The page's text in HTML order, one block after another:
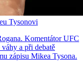
Tysonovi
Komentátor UFC
a při debatě
zápisu Mikea Tysona.